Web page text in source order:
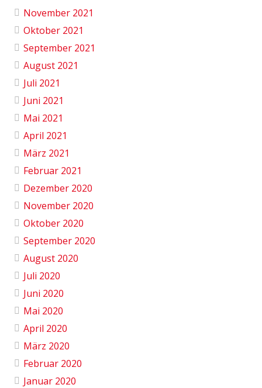
November 2021
Oktober 2021
September 2021
August 2021
Juli 2021
Juni 2021
Mai 2021
April 2021
März 2021
Februar 2021
Dezember 2020
November 2020
Oktober 2020
September 2020
August 2020
Juli 2020
Juni 2020
Mai 2020
April 2020
März 2020
Februar 2020
Januar 2020